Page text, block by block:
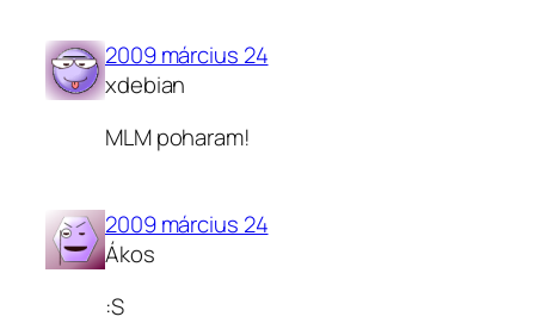
2009 március 24
xdebian
MLM poharam!
2009 március 24
Ákos
:S